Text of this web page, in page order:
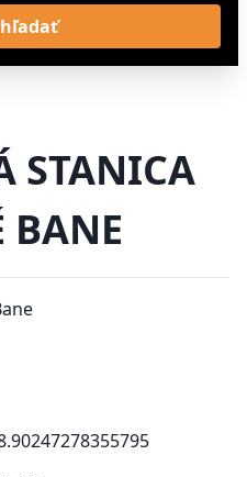
STANICA
BANE